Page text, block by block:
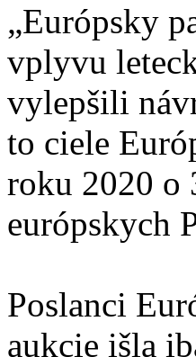
„Európsky
vplyvu
vylepšili
to ciele
roku 2020 o
európskych
Poslanci
aukcie išla